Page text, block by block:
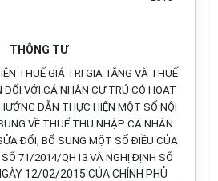
THÔNG TƯ
THUẾ GIÁ TRỊ GIA TĂNG VÀ THUẾ
VỚI CÁ NHÂN CƯ TRÚ CÓ HOẠT
DẪN THỰC HIỆN MỘT SỐ NỘI
VỀ THUẾ THU NHẬP CÁ NHÂN
ĐỔI, BỔ SUNG MỘT SỐ ĐIỀU CỦA
71/2014/QH13 VÀ NGHỊ ĐỊNH SỐ
12/02/2015 CỦA CHÍNH PHỦ